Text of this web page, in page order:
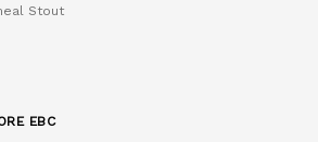
Stout
EBC